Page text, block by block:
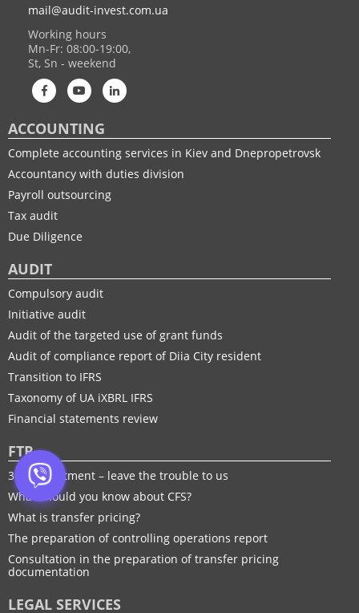
mail@audit-invest.com.ua
Working hours
Mn-Fr: 08:00-19:00,
St, Sn - weekend
ACCOUNTING
Complete accounting services in Kiev and Dnepropetrovsk
Accountancy with duties division
Payroll outsourcing
Tax audit
Due Diligence
AUDIT
Compulsory audit
Initiative audit
Audit of the targeted use of grant funds
Audit of compliance report of Diia City resident
Transition to IFRS
Taxonomy of UA іXBRL IFRS
Financial statements review
FTP
30% adjustment – leave the trouble to us
What should you know about CFS?
What is transfer pricing?
The preparation of controlling operations report
Consultation in the preparation of transfer pricing
documentation
LEGAL SERVICES